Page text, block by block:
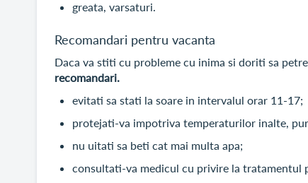
greata, varsaturi.
Recomandari pentru vacanta
Daca va stiti cu probleme cu inima si doriti sa
recomandari.
evitati sa stati la soare in intervalul orar 11-17;
protejati-va impotriva temperaturilor inalte,
nu uitati sa beti cat mai multa apa;
consultati-va medicul cu privire la tratamentul